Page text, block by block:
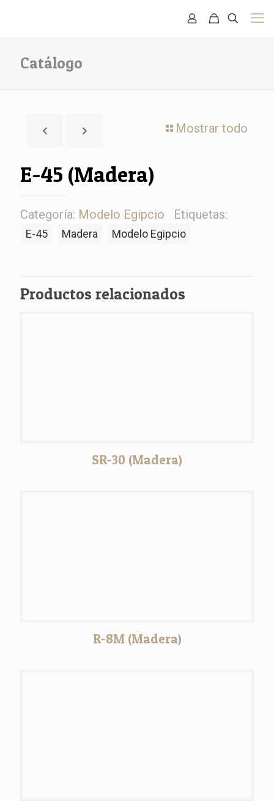
Catálogo
Mostrar todo
E-45 (Madera)
Categoría: Modelo Egipcio Etiquetas:
E-45 Madera Modelo Egipcio
Productos relacionados
SR-30 (Madera)
R-8M (Madera)